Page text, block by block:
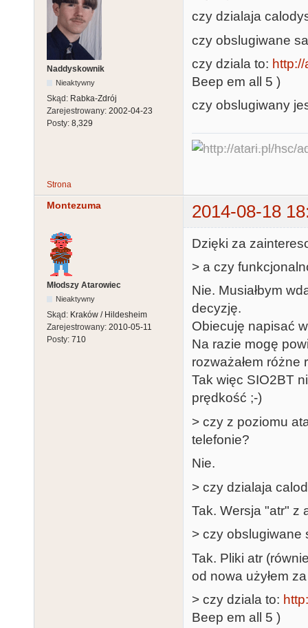
Naddyskownik
Nieaktywny
Skąd: Rabka-Zdrój
Zarejestrowany: 2002-04-23
Posty: 8,329
czy dzialaja
czy obslugiwane
czy dziala to:
Beep em all 5 )
czy obslugiwany
Strona
Montezuma 2014-08-18
Młodszy Atarowiec
Nieaktywny
Skąd: Kraków / Hildesheim
Zarejestrowany: 2010-05-11
Posty: 710
Dzięki za
> a czy
Nie. Musiałbym
decyzję.
Obiecuję napisać
Na razie mogę
rozważałem różne
Tak więc SIO2BT
prędkość ;-)
> czy z poziomu
telefonie?
Nie.
> czy dzialaja
Tak. Wersja "atr" z
> czy obslugiwane
Tak. Pliki atr
od nowa użyłem
> czy dziala to:
Beep em all 5 )